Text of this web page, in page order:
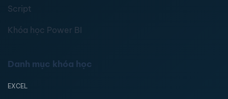
Script
Khóa học Power BI
Danh mục khóa học
EXCEL